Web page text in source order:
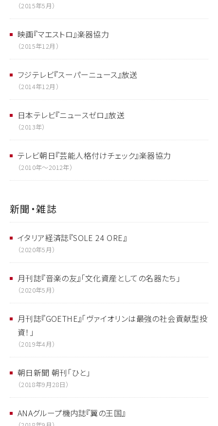
（2015年5月）
映画『マエストロ』楽器協力
（2015年12月）
フジテレビ『スーパーニュース』放送
（2014年12月）
日本テレビ『ニュースゼロ』放送
（2013年）
テレビ朝日『芸能人格付けチェック』楽器協力
（2010年〜2012年）
新聞・雑誌
イタリア経済誌『SOLE 24 ORE』
（2020年5月）
月刊誌『音楽の友』「文化資産としての名器たち」
（2020年5月）
月刊誌『GOETHE』「ヴァイオリンは最強の社会貢献型投
資！」
（2019年4月）
朝日新聞 朝刊「ひと」
（2018年9月28日）
ANAグループ機内誌『翼の王国』